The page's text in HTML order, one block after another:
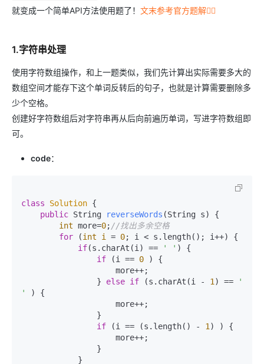
就变成一个简单API方法使用题了！ 文末参考官方题解👇🏻
1.字符串处理
使用字符数组操作，和上一题类似，我们先计算出实际需要多大的
数组空间才能存下这个单词反转后的句子，也就是计算需要删除多
少个空格。
创建好字符数组后对字符串再从后向前遍历单词，写进字符数组即
可。
code：
class Solution {
public String reverseWords (String s)
{
int more=0; //找出多余空格
for (int i = 0; i < s.length(); i++) {
if(s.charAt(i) == ' ' ) {
if (i == 0 ) {
                }
else if (s.charAt(i - 1 ) ==
'
'
) {
if (i == (s.length() - 1 ) ) {